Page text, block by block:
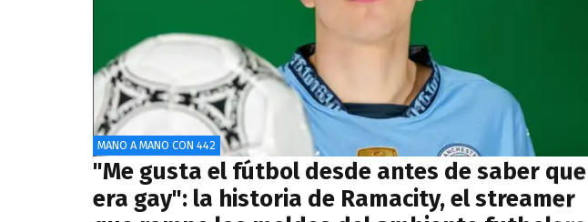
MANO A MANO CON 442
"Me gusta el fútbol desde antes de saber que
era gay": la historia de Ramacity, el streamer